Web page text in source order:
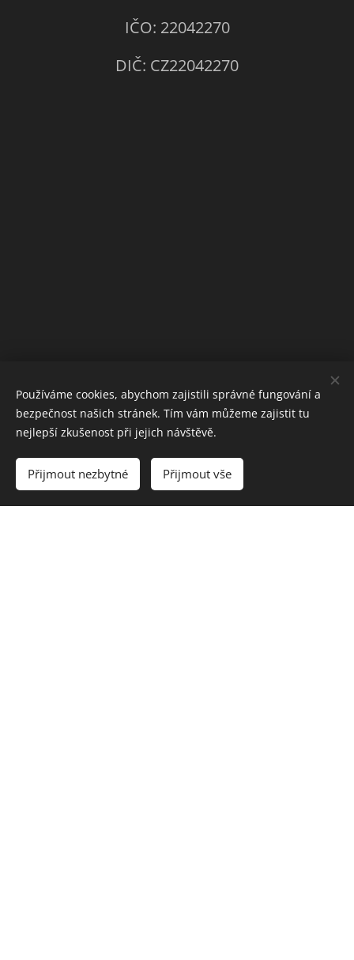
IČO: 22042270
DIČ: CZ22042270
Používáme cookies, abychom zajistili správné fungování a
bezpečnost našich stránek. Tím vám můžeme zajistit tu
nejlepší zkušenost při jejich návštěvě.
Přijmout nezbytné Přijmout vše